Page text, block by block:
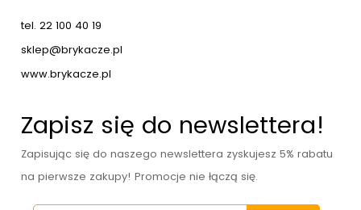
tel. 22 100 40 19
sklep@brykacze.pl
www.brykacze.pl
Zapisz się do newslettera!
Zapisując się do naszego newslettera zyskujesz 5% rabatu
na pierwsze zakupy! Promocje nie łączą się.